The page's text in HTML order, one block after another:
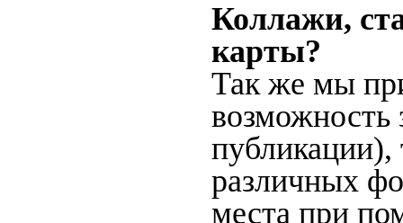
Коллажи,
карты?
Так же мы
возможность
публикации),
различных
места при